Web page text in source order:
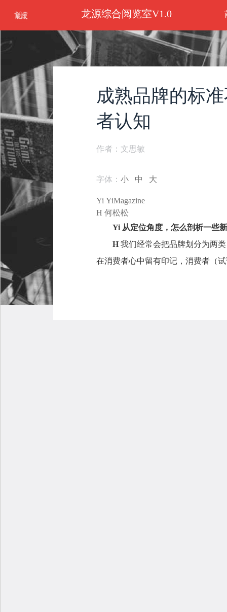
龙源综合阅览室V1.0
成熟品牌的标
者认知
作者：文思敏
字体：小 中 大
Yi YiMagazine
H 何松松
Yi 从定位角度，怎么剖析一些
H 我们经常会把品牌划分为两
在消费者心中留有印记，消费者（